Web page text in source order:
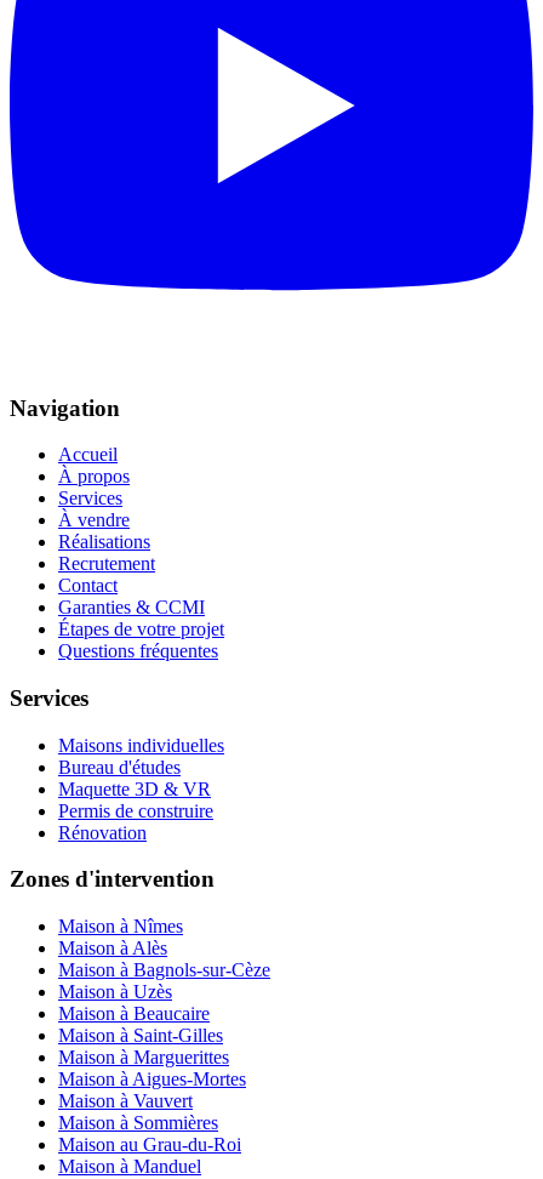
Navigation
Accueil
À propos
Services
À vendre
Réalisations
Recrutement
Contact
Garanties & CCMI
Étapes de votre projet
Questions fréquentes
Services
Maisons individuelles
Bureau d'études
Maquette 3D & VR
Permis de construire
Rénovation
Zones d'intervention
Maison à Nîmes
Maison à Alès
Maison à Bagnols-sur-Cèze
Maison à Uzès
Maison à Beaucaire
Maison à Saint-Gilles
Maison à Marguerittes
Maison à Aigues-Mortes
Maison à Vauvert
Maison à Sommières
Maison au Grau-du-Roi
Maison à Manduel